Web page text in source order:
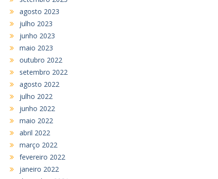
agosto 2023
julho 2023
junho 2023
maio 2023
outubro 2022
setembro 2022
agosto 2022
julho 2022
junho 2022
maio 2022
abril 2022
março 2022
fevereiro 2022
janeiro 2022